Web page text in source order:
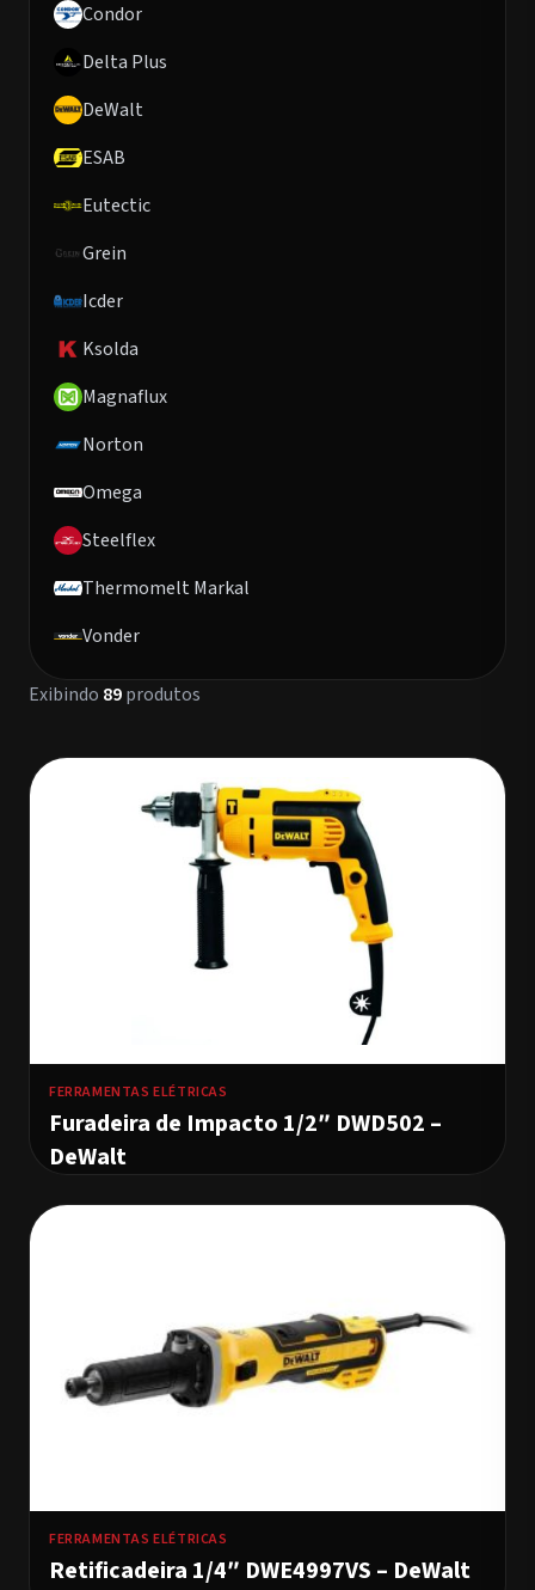
Condor
Delta Plus
DeWalt
ESAB
Eutectic
Grein
Icder
Ksolda
Magnaflux
Norton
Omega
Steelflex
Thermomelt Markal
Vonder
Exibindo 89produtos
FERRAMENTAS ELÉTRICAS
Furadeira de Impacto 1/2″ DWD502 –
DeWalt
FERRAMENTAS ELÉTRICAS
Retificadeira 1/4″ DWE4997VS – DeWalt